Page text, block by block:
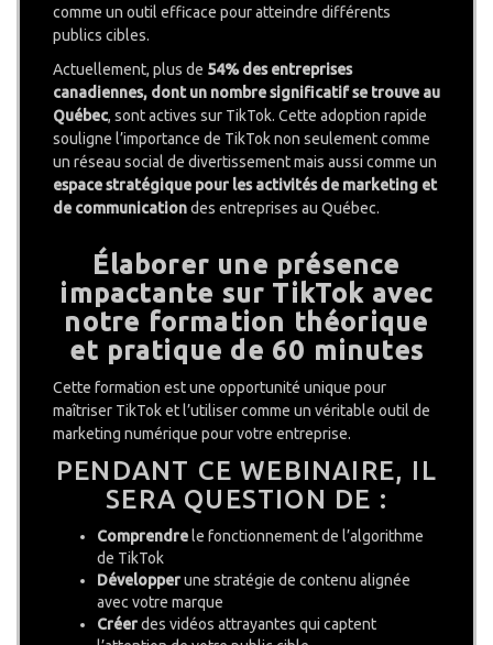
comme un outil efficace pour atteindre différents
publics cibles.
Actuellement, plus de 54% des entreprises
canadiennes, dont un nombre significatif se trouve au
Québec, sont actives sur TikTok. Cette adoption rapide
souligne l’importance de TikTok non seulement comme
un réseau social de divertissement mais aussi comme un
espace stratégique pour les activités de marketing et
de communicationdes entreprises au Québec.
Élaborer une présence
impactante sur TikTok avec
notre formation théorique
et pratique de 60 minutes
Cette formation est une opportunité unique pour
maîtriser TikTok et l’utiliser comme un véritable outil de
marketing numérique pour votre entreprise.
PENDANT CE WEBINAIRE, IL
SERA QUESTION DE :
Comprendre le fonctionnement de l’algorithme
de TikTok
Développerune stratégie de contenu alignée
avec votre marque
Créerdes vidéos attrayantes qui captent